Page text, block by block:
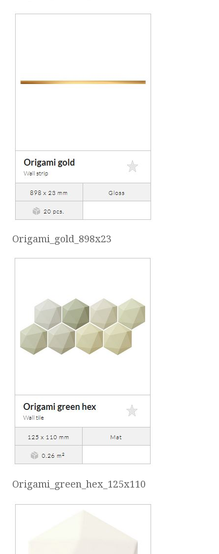
Origami_gold_898x23
Origami_green_hex_125x110